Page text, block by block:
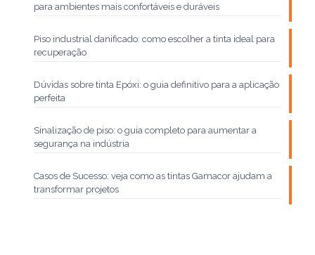
para ambientes mais confortáveis e duráveis
Piso industrial danificado: como escolher a tinta ideal para
recuperação
Dúvidas sobre tinta Epóxi: o guia definitivo para a aplicação
perfeita
Sinalização de piso: o guia completo para aumentar a
segurança na indústria
Casos de Sucesso: veja como as tintas Gamacor ajudam a
transformar projetos